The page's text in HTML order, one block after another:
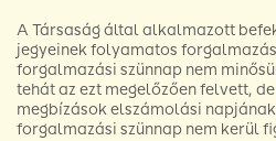
A Társaság által alkalmazott
jegyeinek folyamatos
forgalmazási szünnap nem
tehát az ezt megelőzően felvett,
megbízások elszámolási
forgalmazási szünnap nem kerül